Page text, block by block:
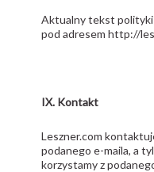
Aktualny tekst polityki
pod adresem http://
IX. Kontakt
Leszner.com
podanego e-maila, a
korzystamy z